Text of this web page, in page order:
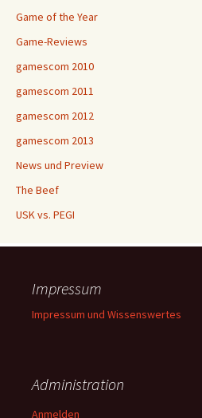
Game of the Year
Game-Reviews
gamescom 2010
gamescom 2011
gamescom 2012
gamescom 2013
News und Preview
The Beef
USK vs. PEGI
Impressum
Impressum und Wissenswertes
Administration
Anmelden